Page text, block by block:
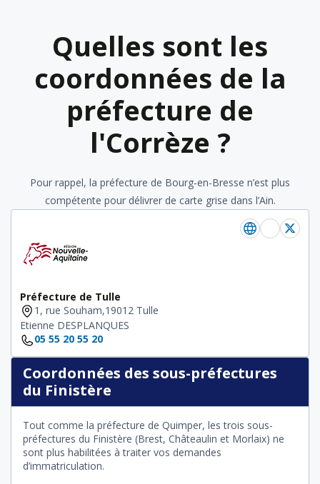
Quelles sont les
coordonnées de la
préfecture de
l'Corrèze ?
Pour rappel, la préfecture de Bourg-en-Bresse n’est plus
compétente pour délivrer de carte grise dans l’Ain.
Préfecture de Tulle
1, rue Souham,19012 Tulle
Etienne DESPLANQUES
05 55 20 55 20
Coordonnées des sous-préfectures
du Finistère
Tout comme la préfecture de Quimper, les trois sous-
préfectures du Finistère (Brest, Châteaulin et Morlaix) ne
sont plus habilitées à traiter vos demandes
d’immatriculation.